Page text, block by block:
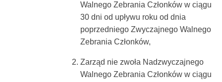
Walnego Zebrania Członków w ciągu
30 dni od upływu roku od dnia
poprzedniego Zwyczajnego Walnego
Zebrania Członków,
Zarząd nie zwoła Nadzwyczajnego
Walnego Zebrania Członków w ciągu